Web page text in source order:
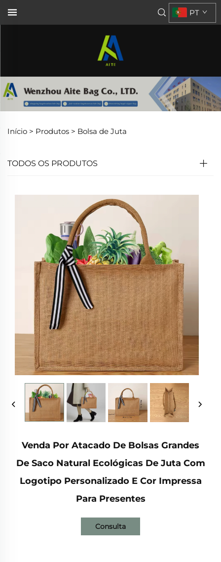
PT
Início > Produtos > Bolsa de Juta
TODOS OS PRODUTOS
Venda Por Atacado De Bolsas Grandes
De Saco Natural Ecológicas De Juta Com
Logotipo Personalizado E Cor Impressa
Para Presentes
Consulta